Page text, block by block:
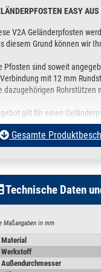
EASY
V2A Geländerpfosten
diesem Grund können wir
Pfosten sind soweit
mit 12 mm
dazugehörigen
gilt für einen
EASY besteht
Edelstahlrohr Ø 42,4 x
Bohrungen für 12 mm
Die Bohrungen sind
Rohrstütze starr Nr.
Die Neigung ist NICHT
Montageanleitung
Automaten
Gesamte
Technische Daten
Maßangaben in mm
Material
Werkstoff
Außendurchmesser